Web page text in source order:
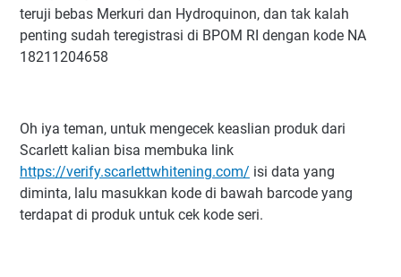
teruji bebas Merkuri dan Hydroquinon, dan tak kalah
penting sudah teregistrasi di BPOM RI dengan kode NA
18211204658
Oh iya teman, untuk mengecek keaslian produk dari
Scarlett kalian bisa membuka link
https://verify.scarlettwhitening.com/ isi data yang
diminta, lalu masukkan kode di bawah barcode yang
terdapat di produk untuk cek kode seri.